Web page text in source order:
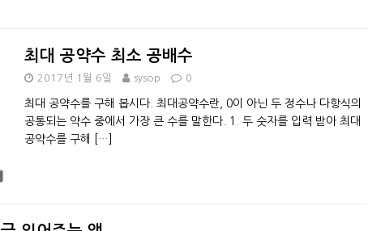
최대 공약수 최소 공배수
2017년 1월 6일 sysop 0
최대 공약수를 구해 봅시다. 최대공약수란, 0이 아닌 두 정수나 다항식의
공통되는 약수 중에서 가장 큰 수를 말한다. 1. 두 숫자를 입력 받아 최대
공약수를 구해
[…]